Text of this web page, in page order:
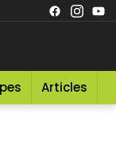
Articles